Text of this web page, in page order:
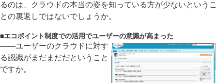
るのは、クラウドの本当の姿を知っている方が少ないというこ
との裏返しではないでしょうか。
■エコポイント制度での活用でユーザーの意識が高まった
――ユーザーのクラウドに対す
る認識がまだまだだということ
ですか。